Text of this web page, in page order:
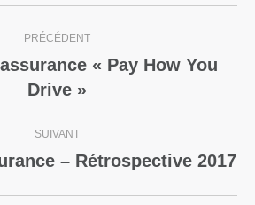
PRÉCÉDENT
« Pay How You
Drive »
SUIVANT
– Rétrospective 2017